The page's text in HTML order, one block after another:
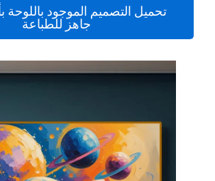
تحميل التصميم الموجود باللوحة
جاهز للطباعة